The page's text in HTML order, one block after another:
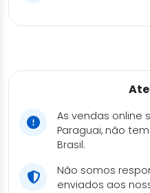
As vendas online
Paraguai, não
Brasil.
Não somos
enviados aos